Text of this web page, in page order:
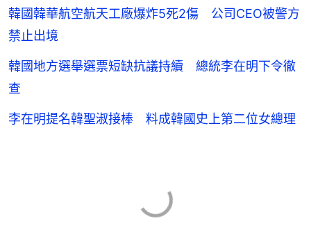
韓國韓華航空航天工廠爆炸5死2傷 公司CEO被警方
禁止出境
韓國地方選舉選票短缺抗議持續 總統李在明下令徹
查
李在明提名韓聖淑接棒 料成韓國史上第二位女總理